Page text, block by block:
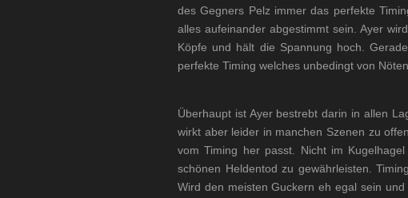
des Gegners Pelz immer das perfekte
alles aufeinander abgestimmt sein. Ayer
Köpfe und hält die Spannung hoch.
perfekte Timing welches unbedingt von
Überhaupt ist Ayer bestrebt darin in allen
wirkt aber leider in manchen Szenen zu
vom Timing her passt. Nicht im
schönen Heldentod zu gewährleisten.
Wird den meisten Guckern eh egal sein